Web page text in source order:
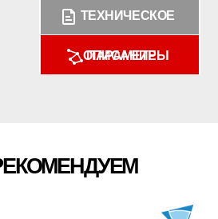
ТЕХНИЧЕСКОЕ
ОПИСАНИЕ
ПАРАМЕТРЫ